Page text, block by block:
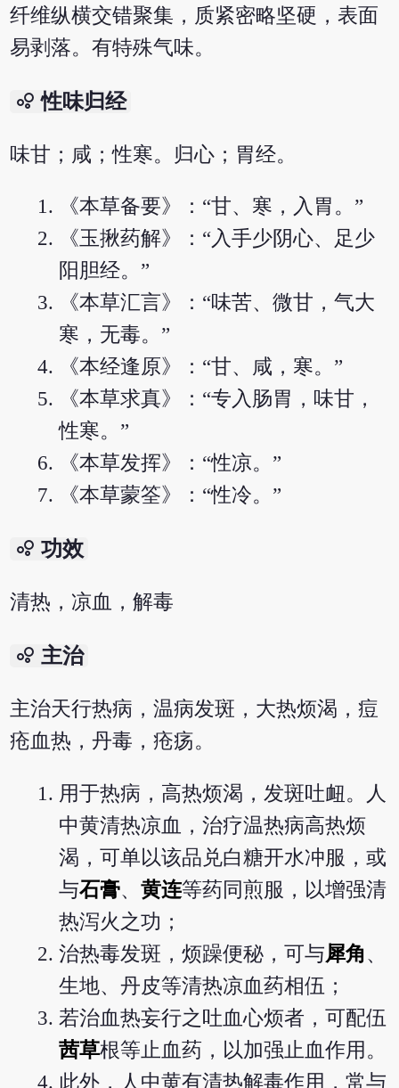
纤维纵横交错聚集，质紧密略坚硬，表面
易剥落。有特殊气味。
bubble_chart 性味归经
味甘；咸；性寒。归心；胃经。
《本草备要》：“甘、寒，入胃。”
《玉揪药解》：“入手少阴心、足少
阳胆经。”
《本草汇言》：“味苦、微甘，气大
寒，无毒。”
《本经逢原》：“甘、咸，寒。”
《本草求真》：“专入肠胃，味甘，
性寒。”
《本草发挥》：“性凉。”
《本草蒙筌》：“性冷。”
bubble_chart 功效
清热，凉血，解毒
bubble_chart 主治
主治天行热病，温病发斑，大热烦渴，痘
疮血热，丹毒，疮疡。
用于热病，高热烦渴，发斑吐衄。人
中黄清热凉血，治疗温热病高热烦
渴，可单以该品兑白糖开水冲服，或
与石膏、黄连等药同煎服，以增强清
热泻火之功；
治热毒发斑，烦躁便秘，可与犀角 、
生地、丹皮等清热凉血药相伍；
若治血热妄行之吐血心烦者，可配伍
茜草根等止血药，以加强止血作用。
此外，人中黄有清热解毒作用，常与